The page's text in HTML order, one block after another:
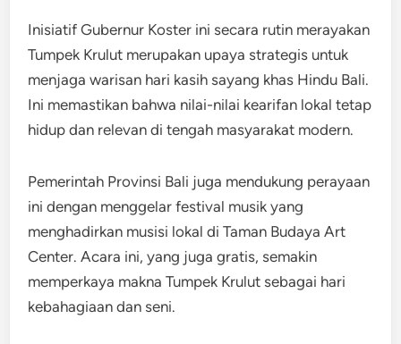
Inisiatif Gubernur Koster ini secara rutin merayakan
Tumpek Krulut merupakan upaya strategis untuk
menjaga warisan hari kasih sayang khas Hindu Bali.
Ini memastikan bahwa nilai-nilai kearifan lokal tetap
hidup dan relevan di tengah masyarakat modern.
Pemerintah Provinsi Bali juga mendukung perayaan
ini dengan menggelar festival musik yang
menghadirkan musisi lokal di Taman Budaya Art
Center. Acara ini, yang juga gratis, semakin
memperkaya makna Tumpek Krulut sebagai hari
kebahagiaan dan seni.